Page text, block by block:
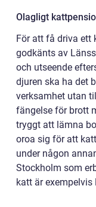
Olagligt
För att få driva ett
godkänts av
och utseende
djuren ska ha det
verksamhet utan
fängelse för brott
tryggt att lämna
oroa sig för att
under någon
Stockholm som
katt är exempelvis